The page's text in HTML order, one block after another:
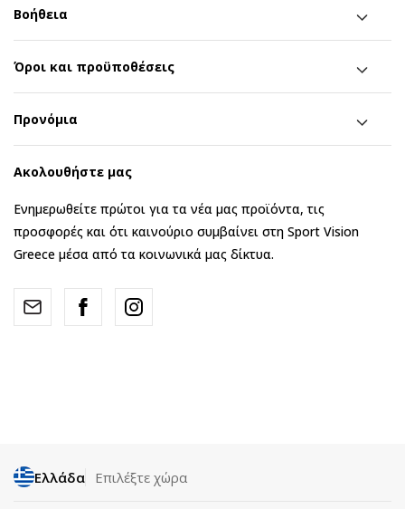
Βοήθεια
Όροι και προϋποθέσεις
Προνόμια
Ακολουθήστε μας
Ενημερωθείτε πρώτοι για τα νέα μας προϊόντα, τις
προσφορές και ότι καινούριο συμβαίνει στη Sport Vision
Greece μέσα από τα κοινωνικά μας δίκτυα.
Ελλάδα Επιλέξτε χώρα